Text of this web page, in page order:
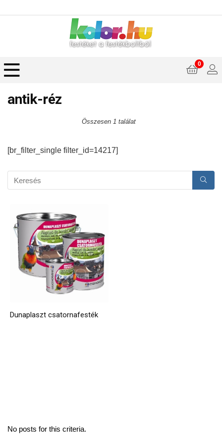
0
antik-réz
Összesen 1 találat
[br_filter_single filter_id=14217]
Dunaplaszt csatornafesték
No posts for this criteria.